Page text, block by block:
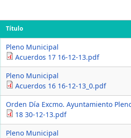
Título
Pleno Municipal
Acuerdos 17 16-12-13.pdf
Pleno Municipal
Acuerdos 16 16-12-13_0.pdf
Orden Día Excmo. Ayuntamiento
18 30-12-13.pdf
Pleno Municipal